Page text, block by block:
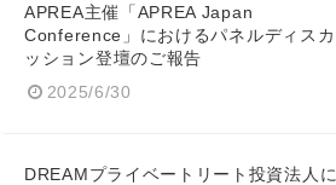
APREA主催「APREA Japan
Conference」におけるパネルディスカ
ッション登壇のご報告
2025/6/30
DREAMプライベートリート投資法人に